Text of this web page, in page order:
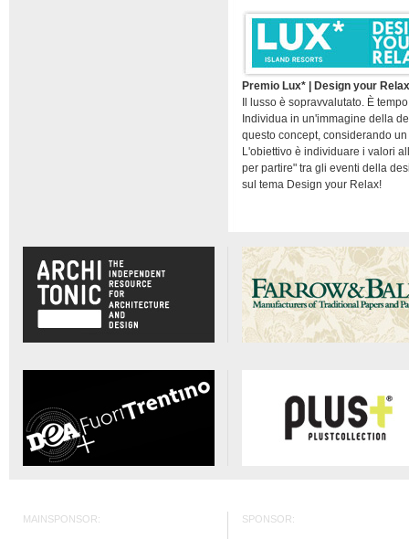
Premio Lux* | Design your Relax
Il lusso è sopravvalutato. È
Individua in un'immagine della
questo concept, considerando
L'obiettivo è individuare i valori
per partire" tra gli eventi della
sul tema Design your Relax!
MAINSPONSOR: SPONSOR: